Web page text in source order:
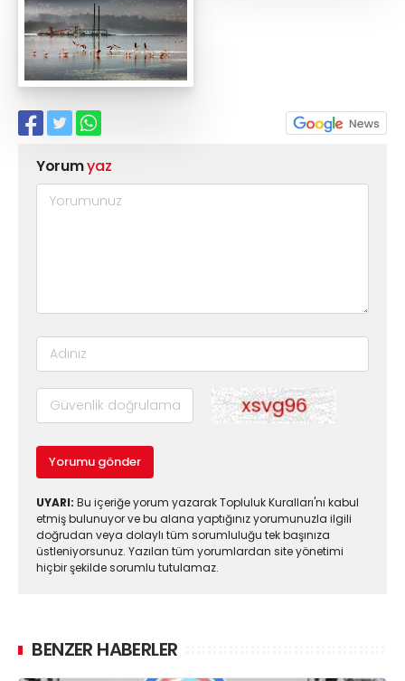
Yorumyaz
Yorumu gönder
UYARI: Bu içeriğe yorum yazarak Topluluk Kuralları'nı kabul
etmiş bulunuyor ve bu alana yaptığınız yorumunuzla ilgili
doğrudan veya dolaylı tüm sorumluluğu tek başınıza
üstleniyorsunuz. Yazılan tüm yorumlardan site yönetimi
hiçbir şekilde sorumlu tutulamaz.
BENZER HABERLER